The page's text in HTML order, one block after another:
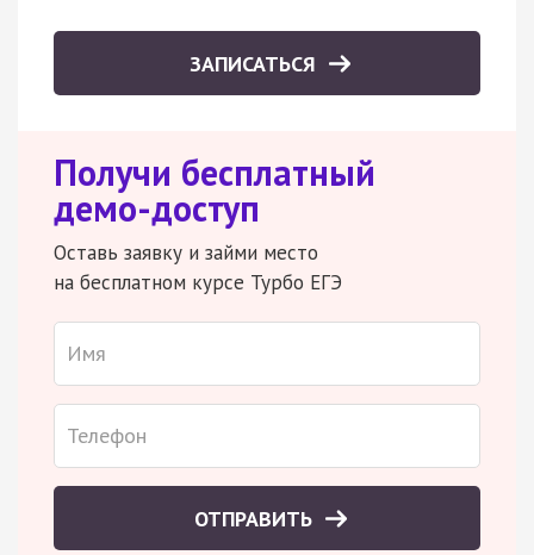
ЗАПИСАТЬСЯ
Получи бесплатный
демо-доступ
Оставь заявку и займи место
на бесплатном курсе Турбо ЕГЭ
ОТПРАВИТЬ